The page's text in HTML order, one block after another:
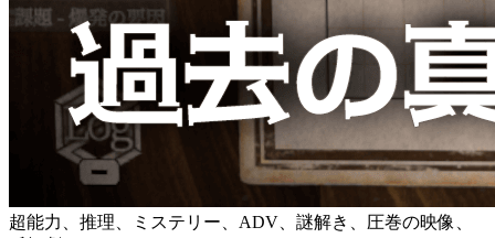
超能力、推理、ミステリー、ADV、謎解き、圧巻の映像、